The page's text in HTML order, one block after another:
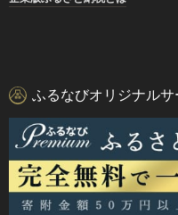
ふるなびオリジナルサ